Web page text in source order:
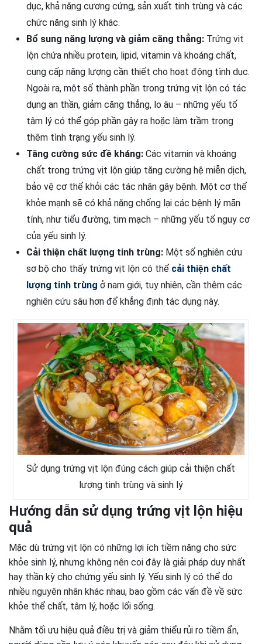
dục, khả năng cương cứng, sản xuất tinh trùng và các
chức năng sinh lý khác.
Bổ sung năng lượng và giảm căng thẳng: Trứng vịt
lộn chứa nhiều protein, lipid, vitamin và khoáng chất,
cung cấp năng lượng cần thiết cho hoạt động tình dục.
Ngoài ra, một số thành phần trong trứng vịt lộn có tác
dụng an thần, giảm căng thẳng, lo âu – những yếu tố
tâm lý có thể góp phần gây ra hoặc làm trầm trọng
thêm tình trạng yếu sinh lý.
Tăng cường sức đề kháng: Các vitamin và khoáng
chất trong trứng vịt lộn giúp tăng cường hệ miễn dịch,
bảo vệ cơ thể khỏi các tác nhân gây bệnh. Một cơ thể
khỏe mạnh sẽ có khả năng chống lại các bệnh lý mãn
tính, như tiểu đường, tim mạch – những yếu tố nguy cơ
của yếu sinh lý.
Cải thiện chất lượng tinh trùng: Một số nghiên cứu
sơ bộ cho thấy trứng vịt lộn có thể cải thiện chất
lượng tinh trùng ở nam giới, tuy nhiên, cần thêm các
nghiên cứu sâu hơn để khẳng định tác dụng này.
Sử dụng trứng vịt lộn đúng cách giúp cải thiện chất
lượng tinh trùng và sinh lý
Hướng dẫn sử dụng trứng vịt lộn hiệu
quả
Mặc dù trứng vịt lộn có những lợi ích tiềm năng cho sức
khỏe sinh lý, nhưng không nên coi đây là giải pháp duy nhất
hay thần kỳ cho chứng yếu sinh lý. Yếu sinh lý có thể do
nhiều nguyên nhân khác nhau, bao gồm các vấn đề về sức
khỏe thể chất, tâm lý, hoặc lối sống.
Nhằm tối ưu hiệu quả điều trị và giảm thiểu rủi ro tiềm ẩn,